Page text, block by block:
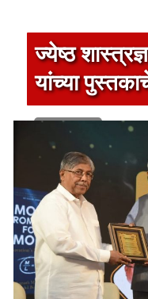
ज्येष्ठ
यांच्या